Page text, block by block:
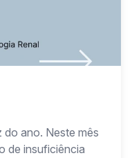
ano. Neste mês
de insuficiência